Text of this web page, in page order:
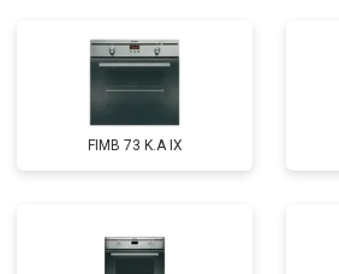
FIMB 73 K.A IX